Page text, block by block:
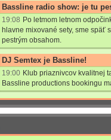
Bassline radio show: je tu
19:08 Po letmom letnom
hlavne mixované sety, sme späť
pestrým obsahom.
DJ Semtex je Bassline!
19:00 Klub priaznivcov kvalitnej
Bassline productions bookingu